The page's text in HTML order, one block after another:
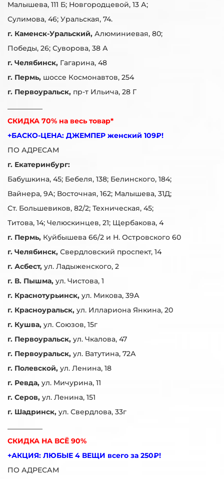
Малышева, 111 Б; Новгородцевой, 13 А;
Сулимова, 46; Уральская, 74.
г. Каменск-Уральский, Алюминиевая, 80;
Победы, 26; Суворова, 38 А
г. Челябинск, Гагарина, 48
г. Пермь, шоссе Космонавтов, 254
г. Первоуральск, пр-т Ильича, 28 Г
СКИДКА 70% на весь товар*
+БАСКО-ЦЕНА: ДЖЕМПЕР женский 109₽!
ПО АДРЕСАМ
г. Екатеринбург:
Бабушкина, 45; Бебеля, 138; Белинского, 184;
Вайнера, 9А; Восточная, 162; Малышева, 31Д;
Ст. Большевиков, 82/2; Техническая, 45;
Титова, 14; Челюскинцев, 21; Щербакова, 4
г. Пермь, Куйбышева 66/2 и Н. Островского 60
г. Челябинск, Свердловский проспект, 14
г. Асбест, ул. Ладыженского, 2
г. В. Пышма, ул. Чистова, 1
г. Краснотурьинск, ул. Микова, 39А
г. Красноуральск, ул. Иллариона Янкина, 20
г. Кушва, ул. Союзов, 15г
г. Первоуральск, ул. Чкалова, 47
г. Первоуральск, ул. Ватутина, 72А
г. Полевской, ул. Ленина, 18
г. Ревда, ул. Мичурина, 11
г. Серов, ул. Ленина, 151
г. Шадринск, ул. Свердлова, 33г
СКИДКА НА ВСЁ 90%
+АКЦИЯ: ЛЮБЫЕ 4 ВЕЩИ всего за 250₽!
ПО АДРЕСАМ